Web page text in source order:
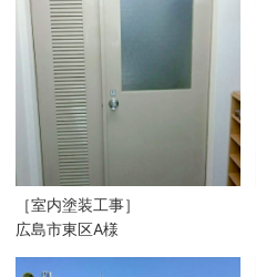
［室内塗装工事］
広島市東区A様